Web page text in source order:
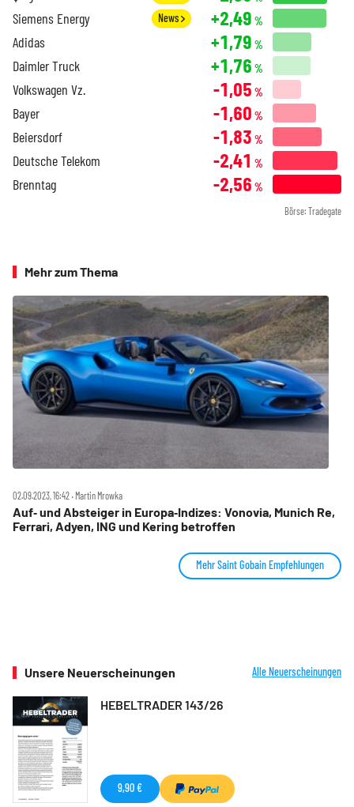
Siemens Energy News +2,49 %
Adidas +1,79 %
Daimler Truck +1,76 %
Volkswagen Vz. -1,05 %
Bayer -1,60 %
Beiersdorf -1,83 %
Deutsche Telekom -2,41 %
Brenntag -2,56 %
Börse: Tradegate
Mehr zum Thema
02.09.2023, 16:42 ‧ Martin Mrowka
Auf‑ und Absteiger in Europa‑Indizes: Vonovia, Munich Re,
Ferrari, Adyen, ING und Kering betroffen
Mehr Saint Gobain Empfehlungen
Unsere Neuerscheinungen Alle Neuerscheinungen
HEBELTRADER 143/26
9,90 €